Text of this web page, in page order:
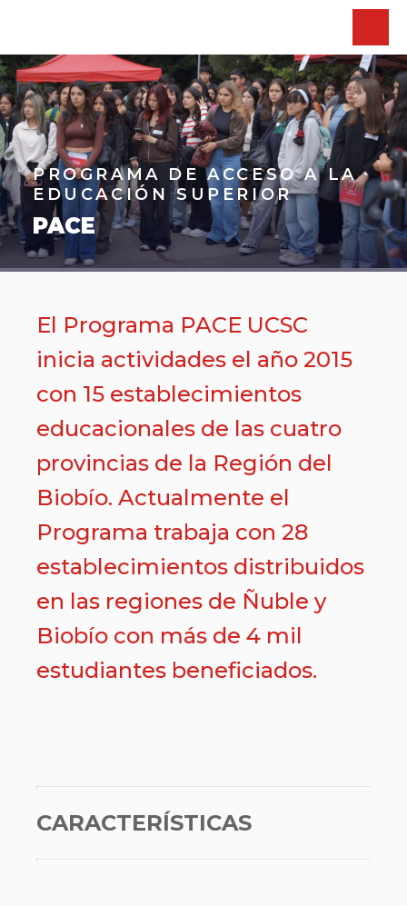
PROGRAMA DE ACCESO A LA
EDUCACIÓN SUPERIOR
PACE
El Programa PACE UCSC
inicia actividades el año 2015
con 15 establecimientos
educacionales de las cuatro
provincias de la Región del
Biobío. Actualmente el
Programa trabaja con 28
establecimientos distribuidos
en las regiones de Ñuble y
Biobío con más de 4 mil
estudiantes beneficiados.
CARACTERÍSTICAS